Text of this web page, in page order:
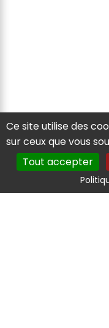
Ce site utilise des
sur ceux que vous
Tout accepter